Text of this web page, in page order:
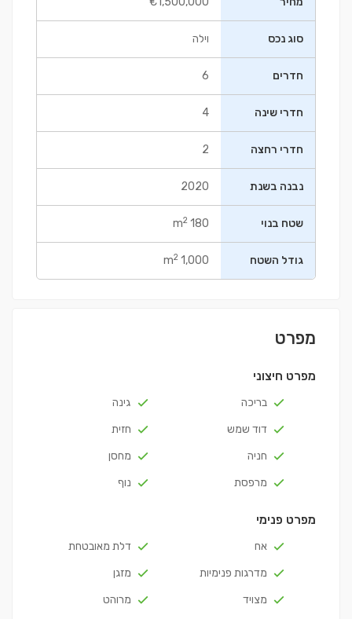
סוג נכס וילה
חדרים 6
חדרי שינה 4
חדרי רחצה 2
נבנה בשנת 2020
שטח בנוי 180 m
2
גודל השטח 1,000 m
2
מפרט
מפרט חיצוני
בריכה
גינה
דוד שמש
חזית
חניה
מחסן
מרפסת
נוף
מפרט פנימי
אח
דלת מאובטחת
מדרגות פנימיות
מזגן
מצויד
מרוהט